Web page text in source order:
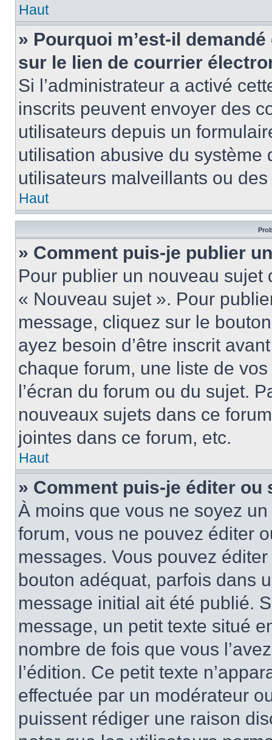
Haut
» Pourquoi m’est-il
sur le lien de courrier
Si l’administrateur a activé
inscrits peuvent envoyer des
utilisateurs depuis un
utilisation abusive du
utilisateurs malveillants ou
Haut
» Comment puis-je publier
Pour publier un nouveau
« Nouveau sujet ». Pour
message, cliquez sur le
ayez besoin d’être inscrit
chaque forum, une liste de
l’écran du forum ou du sujet.
nouveaux sujets dans ce
jointes dans ce forum, etc.
Haut
» Comment puis-je éditer
À moins que vous ne soyez
forum, vous ne pouvez éditer
messages. Vous pouvez
bouton adéquat, parfois dans
message initial ait été publié.
message, un petit texte situé
nombre de fois que vous
l’édition. Ce petit texte
effectuée par un modérateur
puissent rédiger une raison